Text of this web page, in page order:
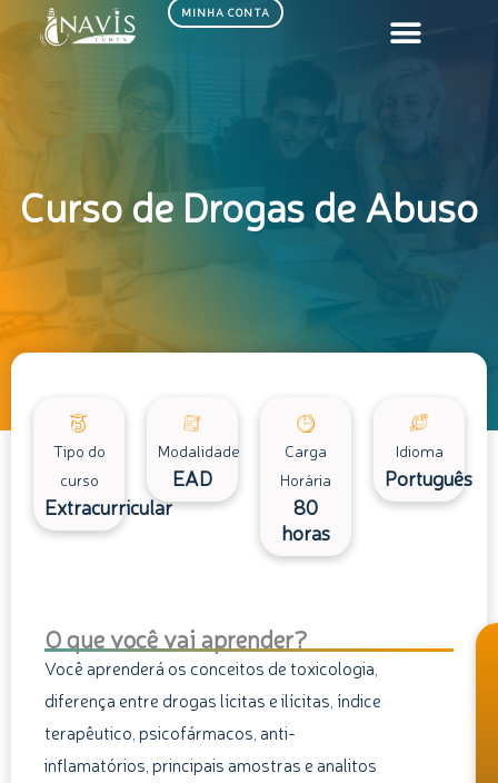
MINHA CONTA
Curso de Drogas de Abuso
Tipo do
curso
Extracurricular
Modalidade
EAD
Carga
Horária
80
horas
Idioma
Português
O que você vai aprender?
Você aprenderá os conceitos de toxicologia,
diferença entre drogas lícitas e ilícitas, índice
terapêutico, psicofármacos, anti-
inflamatórios, principais amostras e analitos